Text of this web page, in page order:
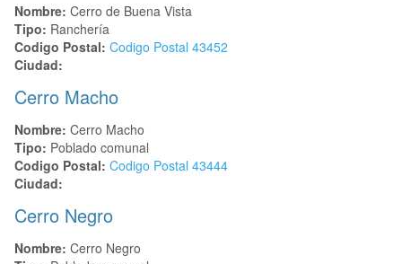
Nombre: Cerro de Buena Vista
Tipo: Ranchería
Codigo Postal: Codigo Postal 43452
Ciudad:
Cerro Macho
Nombre: Cerro Macho
Tipo: Poblado comunal
Codigo Postal: Codigo Postal 43444
Ciudad:
Cerro Negro
Nombre: Cerro Negro